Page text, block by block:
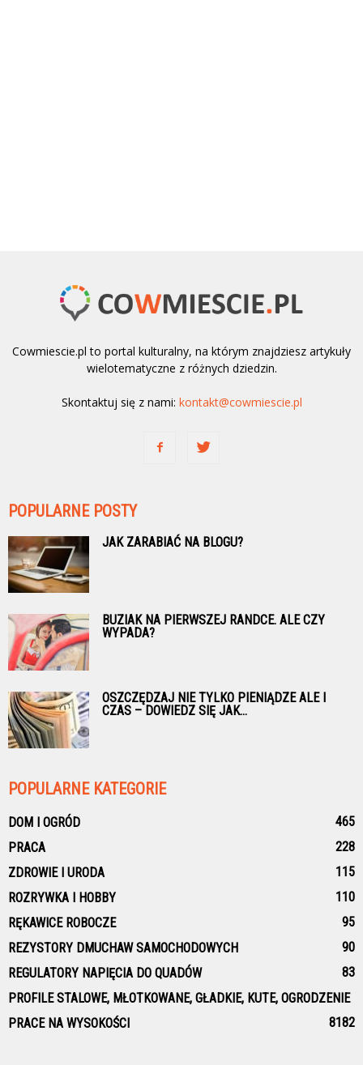
Cowmiescie.pl to portal kulturalny, na którym znajdziesz artykuły
wielotematyczne z różnych dziedzin.
Skontaktuj się z nami: kontakt@cowmiescie.pl
POPULARNE POSTY
JAK ZARABIAĆ NA BLOGU?
BUZIAK NA PIERWSZEJ RANDCE. ALE CZY
WYPADA?
OSZCZĘDZAJ NIE TYLKO PIENIĄDZE ALE I
CZAS – DOWIEDZ SIĘ JAK...
POPULARNE KATEGORIE
DOM I OGRÓD
465
PRACA
228
ZDROWIE I URODA
115
ROZRYWKA I HOBBY
110
RĘKAWICE ROBOCZE
95
REZYSTORY DMUCHAW SAMOCHODOWYCH
90
REGULATORY NAPIĘCIA DO QUADÓW
83
PROFILE STALOWE, MŁOTKOWANE, GŁADKIE, KUTE, OGRODZENIE
82
PRACE NA WYSOKOŚCI 81